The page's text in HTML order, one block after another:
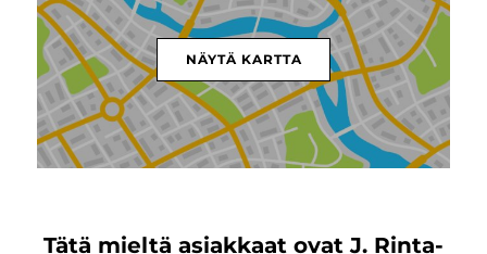
NÄYTÄ KARTTA
Tätä mieltä asiakkaat ovat J. Rinta-